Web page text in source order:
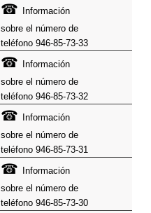
☎ Información
sobre el número de
teléfono 946-85-73-33
☎ Información
sobre el número de
teléfono 946-85-73-32
☎ Información
sobre el número de
teléfono 946-85-73-31
☎ Información
sobre el número de
teléfono 946-85-73-30